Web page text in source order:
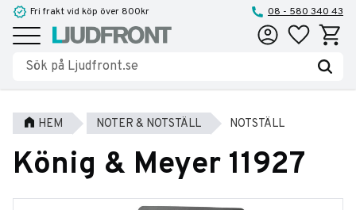
Meny
Fri frakt vid köp över 800kr 08 - 580 340 43
Favoriter
HEM NOTER & NOTSTÄLL NOTSTÄLL
König & Meyer 11927